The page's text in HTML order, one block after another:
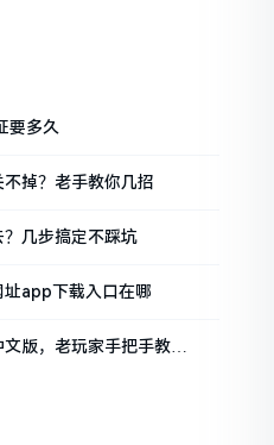
要多久
掉？老手教你几招
几步搞定不踩坑
app下载入口在哪
版，老玩家手把手教你